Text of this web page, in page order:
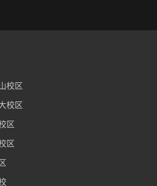
校区
校区
区
区